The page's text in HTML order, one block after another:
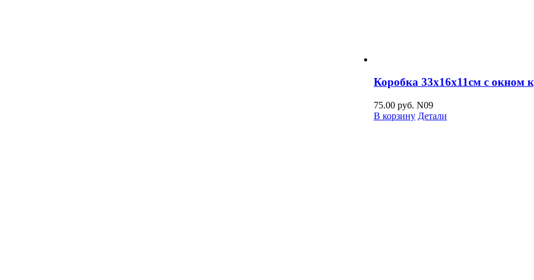
Коробка 33x16x11см с окном
75.00 руб. N09
В корзину Детали